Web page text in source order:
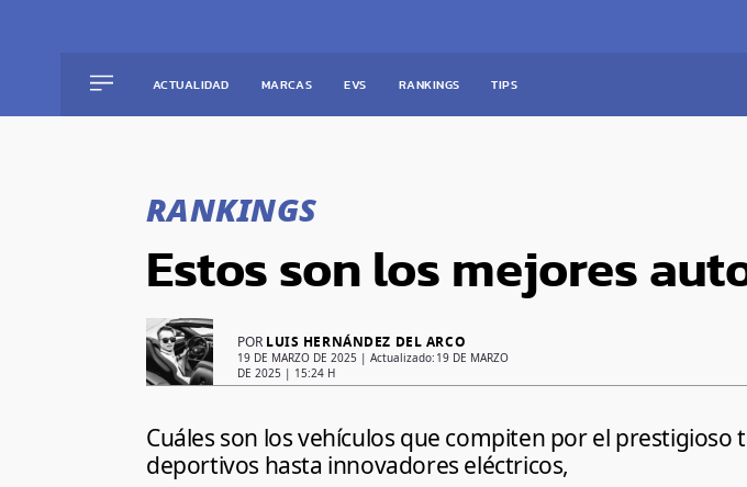
ACTUALIDAD MARCAS EVS RANKINGS TIPS
RANKINGS
Estos son los mejores
POR LUIS HERNÁNDEZ DEL ARCO
19 DE MARZO DE 2025 | Actualizado: 19 DE MARZO
DE 2025 | 15:24 H
Cuáles son los vehículos que compiten por el
deportivos hasta innovadores eléctricos,